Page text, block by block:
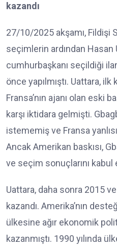
kazandı
27/10/2025 akşamı, Fildişi
seçimlerin ardından Hasan
cumhurbaşkanı seçildiği
önce yapılmıştı. Uattara,
Fransa’nın ajanı olan eski
karşı iktidara gelmişti.
istememiş ve Fransa
Ancak Amerikan baskısı,
ve seçim sonuçlarını kabul
Uattara, daha sonra 2015
kazandı. Amerika’nın
ülkesine ağır ekonomik
kazanmıştı. 1990 yılında